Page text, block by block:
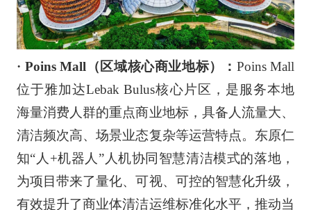
· Poins Mall（区域核心商业地标）： Poins Mall
位于雅加达Lebak Bulus核心片区，是服务本地
海量消费人群的重点商业地标，具备人流量大、
清洁频次高、场景业态复杂等运营特点。东原仁
知“人+机器人”人机协同智慧清洁模式的落地，
为项目带来了量化、可视、可控的智慧化升级，
有效提升了商业体清洁运维标准化水平，推动当